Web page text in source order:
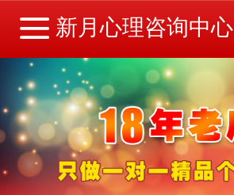
新月心理咨询中心